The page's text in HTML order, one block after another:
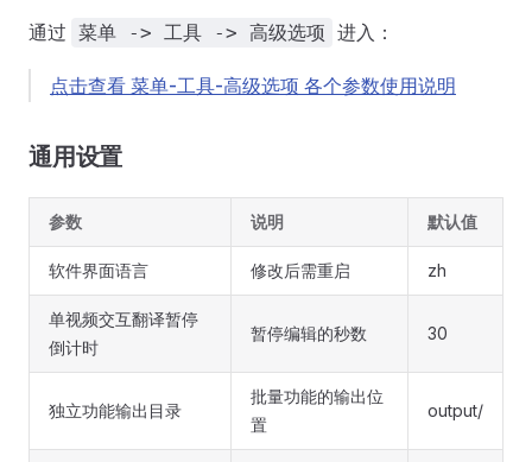
通过 菜单 -> 工具 -> 高级选项 进入：
点击查看 菜单-工具-高级选项 各个参数使用说明
通用设置
参数 说明 默认值
软件界面语言 修改后需重启 zh
单视频交互翻译暂停
倒计时
暂停编辑的秒数 30
独立功能输出目录
批量功能的输出位
置
output/